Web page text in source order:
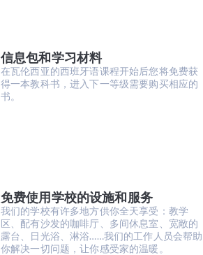
信息包和学习材料
在瓦伦西亚的西班牙语课程开始后您将免费获
得一本教科书，进入下一等级需要购买相应的
书。
免费使用学校的设施和服务
我们的学校有许多地方供你全天享受：教学
区、配有沙发的咖啡厅、多间休息室、宽敞的
露台、日光浴、淋浴……我们的工作人员会帮助
你解决一切问题，让你感受家的温暖。